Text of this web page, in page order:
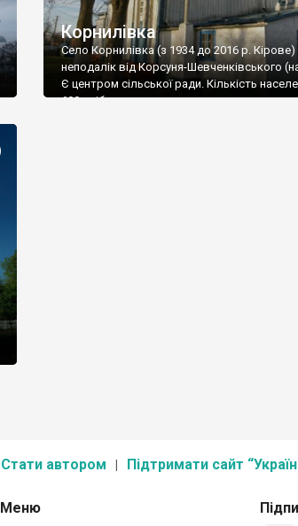
Корнилівка
Село Корнилівка (з 1934 до 2016 р.
неподалік від Корсуня-Шевченківського (на
Є центром сільської ради. Кількість
600 осіб.
Стати автором Підтримати сайт
Меню